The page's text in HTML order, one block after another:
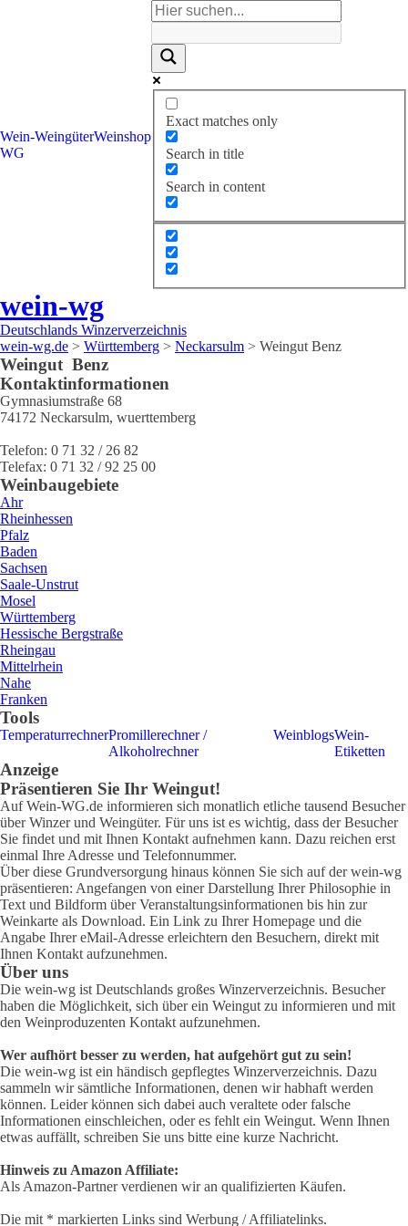
Wein-
WG
WeingüterWeinshop
Exact matches only
Search in title
Search in content
wein-wg
Deutschlands Winzerverzeichnis
wein-wg.de > Württemberg > Neckarsulm > Weingut Benz
Weingut Benz
Kontaktinformationen
Gymnasiumstraße 68
74172 Neckarsulm, wuerttemberg
Telefon: 0 71 32 / 26 82
Telefax: 0 71 32 / 92 25 00
Weinbaugebiete
Ahr
Rheinhessen
Pfalz
Baden
Sachsen
Saale-Unstrut
Mosel
Württemberg
Hessische Bergstraße
Rheingau
Mittelrhein
Nahe
Franken
Tools
TemperaturrechnerPromillerechner /
Alkoholrechner
WeinblogsWein-
Etiketten
Anzeige
Präsentieren Sie Ihr Weingut!
Auf Wein-WG.de informieren sich monatlich etliche tausend Besucher
über Winzer und Weingüter. Für uns ist es wichtig, dass der Besucher
Sie findet und mit Ihnen Kontakt aufnehmen kann. Dazu reichen erst
einmal Ihre Adresse und Telefonnummer.
Über diese Grundversorgung hinaus können Sie sich auf der wein-wg
präsentieren: Angefangen von einer Darstellung Ihrer Philosophie in
Text und Bildform über Veranstaltungsinformationen bis hin zur
Weinkarte als Download. Ein Link zu Ihrer Homepage und die
Angabe Ihrer eMail-Adresse erleichtern den Besuchern, direkt mit
Ihnen Kontakt aufzunehmen.
Über uns
Die wein-wg ist Deutschlands großes Winzerverzeichnis. Besucher
haben die Möglichkeit, sich über ein Weingut zu informieren und mit
den Weinproduzenten Kontakt aufzunehmen.
Wer aufhört besser zu werden, hat aufgehört gut zu sein!
Die wein-wg ist ein händisch gepflegtes Winzerverzeichnis. Dazu
sammeln wir sämtliche Informationen, denen wir habhaft werden
können. Leider können sich dabei auch veraltete oder falsche
Informationen einschleichen, oder es fehlt ein Weingut. Wenn Ihnen
etwas auffällt, schreiben Sie uns bitte eine kurze Nachricht.
Hinweis zu Amazon Affiliate:
Als Amazon-Partner verdienen wir an qualifizierten Käufen.
Die mit * markierten Links sind Werbung / Affiliatelinks.